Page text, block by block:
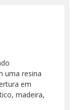
uma resina
em
madeira,